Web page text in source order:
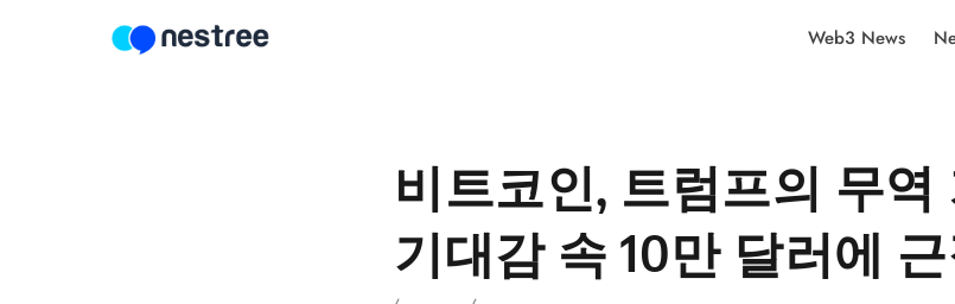
Web3 News
비트코인, 트럼프의 무역
기대감 속 10만 달러에